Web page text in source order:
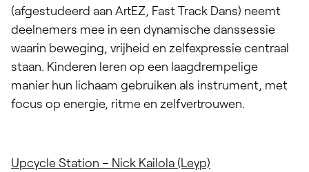
(afgestudeerd aan ArtEZ, Fast Track Dans) neemt
deelnemers mee in een dynamische danssessie
waarin beweging, vrijheid en zelfexpressie centraal
staan. Kinderen leren op een laagdrempelige
manier hun lichaam gebruiken als instrument, met
focus op energie, ritme en zelfvertrouwen.
Upcycle Station – Nick Kailola (Leyp)